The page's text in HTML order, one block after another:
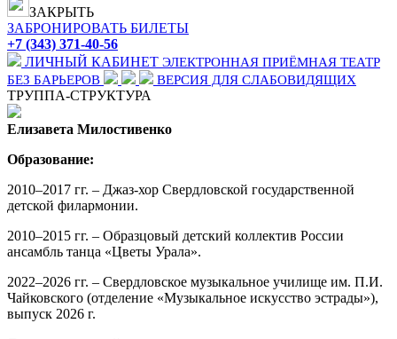
ЗАКРЫТЬ
ЗАБРОНИРОВАТЬ БИЛЕТЫ
+7 (343) 371-40-56
ЛИЧНЫЙ КАБИНЕТ ЭЛЕКТРОННАЯ ПРИЁМНАЯ ТЕАТР
БЕЗ БАРЬЕРОВ
ВЕРСИЯ ДЛЯ СЛАБОВИДЯЩИХ
ТРУППА-СТРУКТУРА
Елизавета Милостивенко
Образование:
2010–2017 гг. – Джаз-хор Свердловской государственной
детской филармонии.
2010–2015 гг. – Образцовый детский коллектив России
ансамбль танца «Цветы Урала».
2022–2026 гг. – Свердловское музыкальное училище им. П.И.
Чайковского (отделение «Музыкальное искусство эстрады»),
выпуск 2026 г.